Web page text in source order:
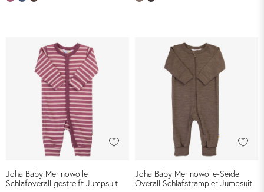
Joha Baby Merinowolle
Schlafoverall gestreift Jumpsuit
Joha Baby Merinowolle-Seide
Overall Schlafstrampler Jumpsuit